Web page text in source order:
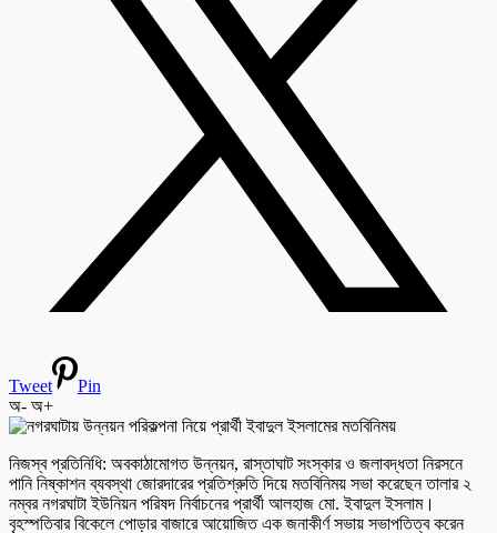
Tweet
Pin
অ- অ+
নিজস্ব প্রতিনিধি: অবকাঠামোগত উন্নয়ন, রাস্তাঘাট সংস্কার ও জলাবদ্ধতা নিরসনে
পানি নিষ্কাশন ব্যবস্থা জোরদারের প্রতিশ্রুতি দিয়ে মতবিনিময় সভা করেছেন তালার ২
নম্বর নগরঘাটা ইউনিয়ন পরিষদ নির্বাচনের প্রার্থী আলহাজ মো. ইবাদুল ইসলাম।
বৃহস্পতিবার বিকেলে পোড়ার বাজারে আয়োজিত এক জনাকীর্ণ সভায় সভাপতিত্ব করেন